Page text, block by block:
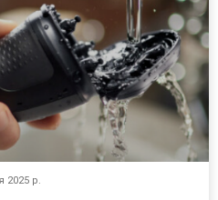
2025 р.